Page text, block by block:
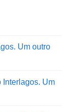
Um outro
Interlagos. Um